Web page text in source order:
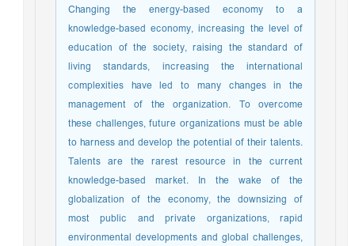
Changing the energy-based economy to a
knowledge-based economy, increasing the level of
education of the society, raising the standard of
living standards, increasing the international
complexities have led to many changes in the
management of the organization. To overcome
these challenges, future organizations must be able
to harness and develop the potential of their talents.
Talents are the rarest resource in the current
knowledge-based market. In the wake of the
globalization of the economy, the downsizing of
most public and private organizations, rapid
environmental developments and global challenges,